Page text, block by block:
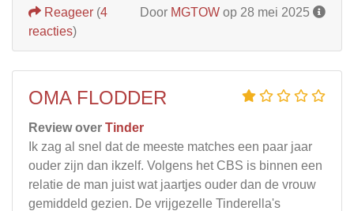
Door MGTOW op 28 mei 2025
Reageer (4
reacties)
OMA FLODDER
Review over Tinder
Ik zag al snel dat de meeste matches een paar jaar
ouder zijn dan ikzelf. Volgens het CBS is binnen een
relatie de man juist wat jaartjes ouder dan de vrouw
gemiddeld gezien. De vrijgezelle Tinderella's